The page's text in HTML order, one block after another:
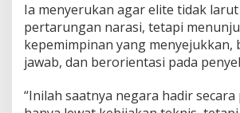
Ia menyerukan agar elite tidak larut
pertarungan narasi, tetapi
kepemimpinan yang
jawab, dan berorientasi pada
“Inilah saatnya negara hadir